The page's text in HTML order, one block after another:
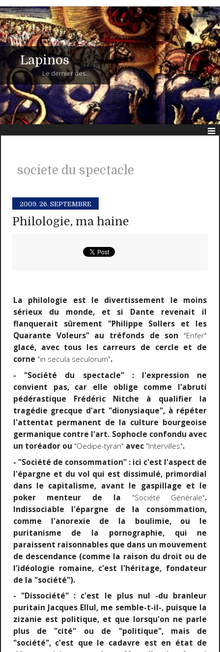
Lapinos
Le dernier des...
societe du spectacle
2009. 26. SEPTEMBRE
Philologie, ma haine
La philologie est le divertissement le moins
sérieux du monde, et si Dante revenait il
flanquerait sûrement "Philippe Sollers et les
Quarante Voleurs" au tréfonds de son "Enfer"
glacé, avec tous les carreurs de cercle et de
corne "in secula seculorum".
- "Société du spectacle" : l'expression ne
convient pas, car elle oblige comme l'abruti
pédérastique Frédéric Nitche à qualifier la
tragédie grecque d'art "dionysiaque", à répéter
l'attentat permanent de la culture bourgeoise
germanique contre l'art. Sophocle confondu avec
un toréador ou "Oedipe-tyran" avec "Intervilles".
- "Société de consommation" : ici c'est l'aspect de
l'épargne et du vol qui est dissimulé, primordial
dans le capitalisme, avant le gaspillage et le
poker menteur de la "Société Générale".
Indissociable l'épargne de la consommation,
comme l'anorexie de la boulimie, ou le
puritanisme de la pornographie, qui ne
paraissent raisonnables que dans un mouvement
de descendance (comme la raison du droit ou de
l'idéologie romaine, c'est l'héritage, fondateur
de la "société").
- "Dissociété" : c'est le plus nul -du branleur
puritain Jacques Ellul, me semble-t-il-, puisque la
zizanie est politique, et que lorsqu'on ne parle
plus de "cité" ou de "politique", mais de
"société", c'est que le cadavre est en état de